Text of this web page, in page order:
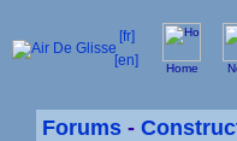
Home
Forums -